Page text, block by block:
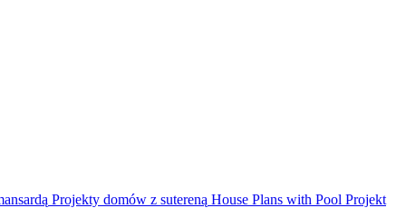
Projekty domów z sutereną House Plans with Pool Projekt